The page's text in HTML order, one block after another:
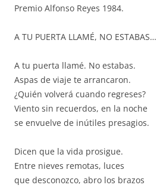
Premio Alfonso Reyes 1984.
A TU PUERTA LLAMÉ, NO ESTABAS…
A tu puerta llamé. No estabas.
Aspas de viaje te arrancaron.
¿Quién volverá cuando regreses?
Viento sin recuerdos, en la noche
se envuelve de inútiles presagios.
Dicen que la vida prosigue.
Entre nieves remotas, luces
que desconozco, abro los brazos